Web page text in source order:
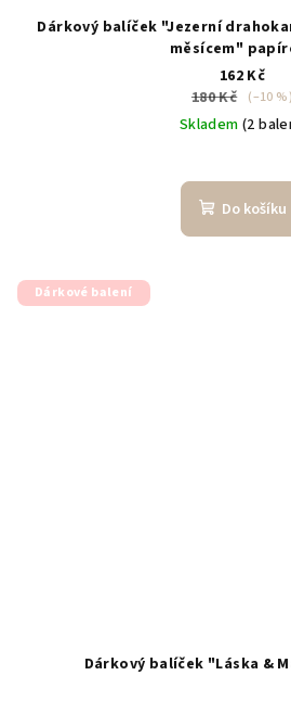
Dárkový balíček "Jezerní
měsícem"
162 Kč
180 Kč
(–10 %)
Skladem(2
Do košíku
Dárkové balení
Dárkový balíček "Láska &